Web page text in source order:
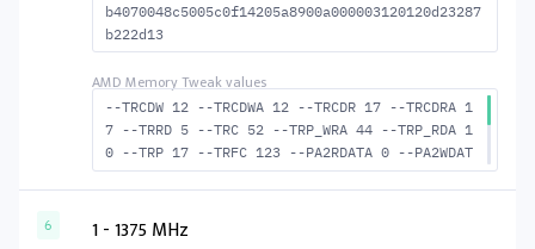
b4070048c5005c0f14205a8900a000003120120d23287
b222d13
--TRCDW 12 --TRCDWA 12 --TRCDR 17 --TRCDRA 1
7 --TRRD 5 --TRC 52 --TRP_WRA 44 --TRP_RDA 1
0 --TRP 17 --TRFC 123 --PA2RDATA 0 --PA2WDAT
A 0 --TFAW 8 --TCRCRL 2 --TCRCWL 5 --TFAW32
MACTWR 40 --RAS2RAS 123 --RP 34 --WRPLUSRP 4
6 1 - 1375 MHz